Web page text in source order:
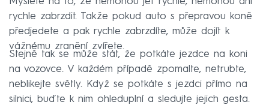
rychle zabrzdit. Takže pokud auto s přepravou koně
předjedete a pak rychle zabrzdíte, může dojít k
vážnému zranění zvířete.
Stejně tak se může stát, že potkáte jezdce na koni
na vozovce. V každém případě zpomalte, netrubte,
neblikejte světly. Když se potkáte s jezdci přímo na
silnici, buďte k nim ohleduplní a sledujte jejich gesta.